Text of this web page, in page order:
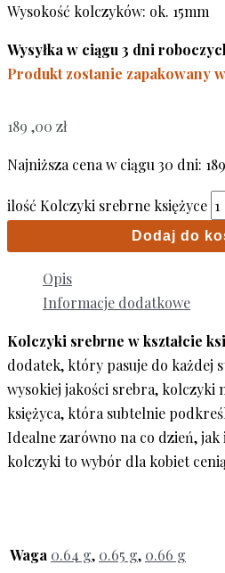
Wysokość kolczyków: ok. 15mm
Wysyłka w ciągu 3 dni
Produkt zostanie zapakowany
189 ,00 zł
Najniższa cena w ciągu 30 dni:
ilość Kolczyki srebrne księżyce
Dodaj do
Opis
Informacje dodatkowe
Kolczyki srebrne w kształcie
dodatek, który pasuje do każdej
wysokiej jakości srebra, kolczyki
księżyca, która subtelnie
Idealne zarówno na co dzień, jak
kolczyki to wybór dla kobiet
Waga 0.64 g, 0.65 g, 0.66 g